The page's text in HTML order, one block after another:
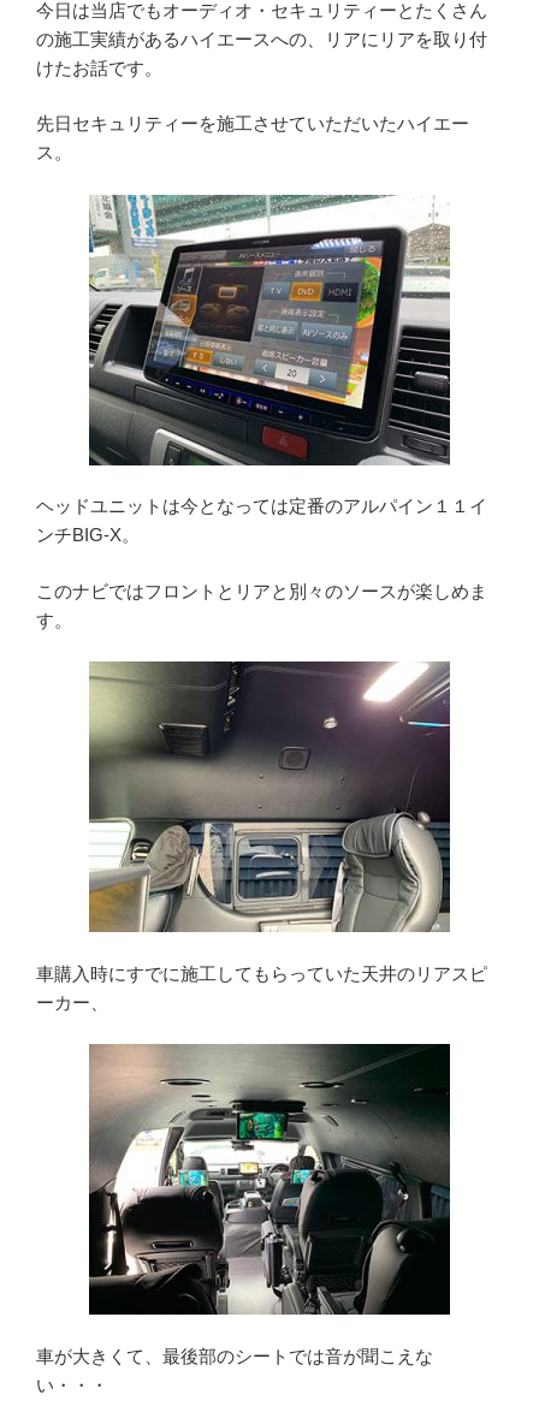
今日は当店でもオーディオ・セキュリティーとたくさん
の施工実績があるハイエースへの、リアにリアを取り付
けたお話です。
先日セキュリティーを施工させていただいたハイエー
ス。
ヘッドユニットは今となっては定番のアルパイン１１イ
ンチBIG-X。
このナビではフロントとリアと別々のソースが楽しめま
す。
車購入時にすでに施工してもらっていた天井のリアスピ
ーカー、
車が大きくて、最後部のシートでは音が聞こえな
い・・・